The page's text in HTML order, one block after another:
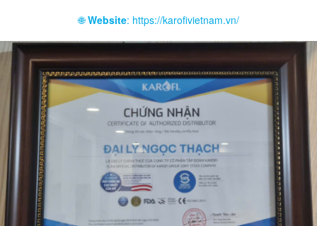
🌐Website: https://karofivietnam.vn/